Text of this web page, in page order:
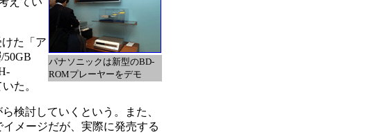
パナソニックは新型のBD-
ROMプレーヤーをデモ
た「ア
50GB
た。
検討していくという。また、
メージだが、実際に発売する